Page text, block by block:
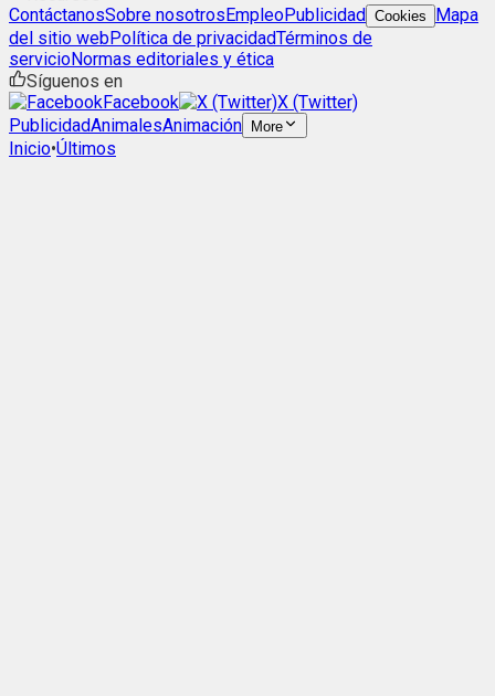
ContáctanosSobre nosotrosEmpleoPublicidad Cookies
Mapa
del sitio webPolítica de privacidadTérminos de
servicioNormas editoriales y ética
Síguenos en
Facebook
X (Twitter)
PublicidadAnimalesAnimación More
Inicio•Últimos